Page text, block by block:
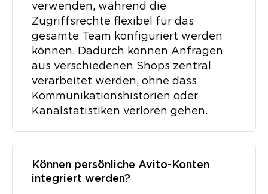
verwenden, während die
Zugriffsrechte flexibel für das
gesamte Team konfiguriert werden
können. Dadurch können Anfragen
aus verschiedenen Shops zentral
verarbeitet werden, ohne dass
Kommunikationshistorien oder
Kanalstatistiken verloren gehen.
Können persönliche Avito-Konten
integriert werden?